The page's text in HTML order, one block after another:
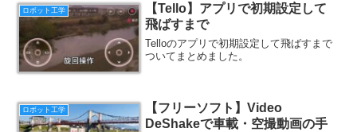
ロボット工学
【Tello】アプリで初期設定して
飛ばすまで
Telloのアプリで初期設定して飛ばすまで
ついてまとめました。
ロボット工学
【フリーソフト】Video
DeShakeで車載・空撮動画の手